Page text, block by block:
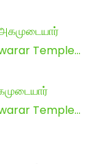
Temple…